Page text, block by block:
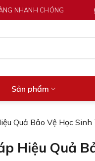
NHANH CHÓNG
Sản phẩm
Quả Bảo Vệ Học
Hiệu Quả